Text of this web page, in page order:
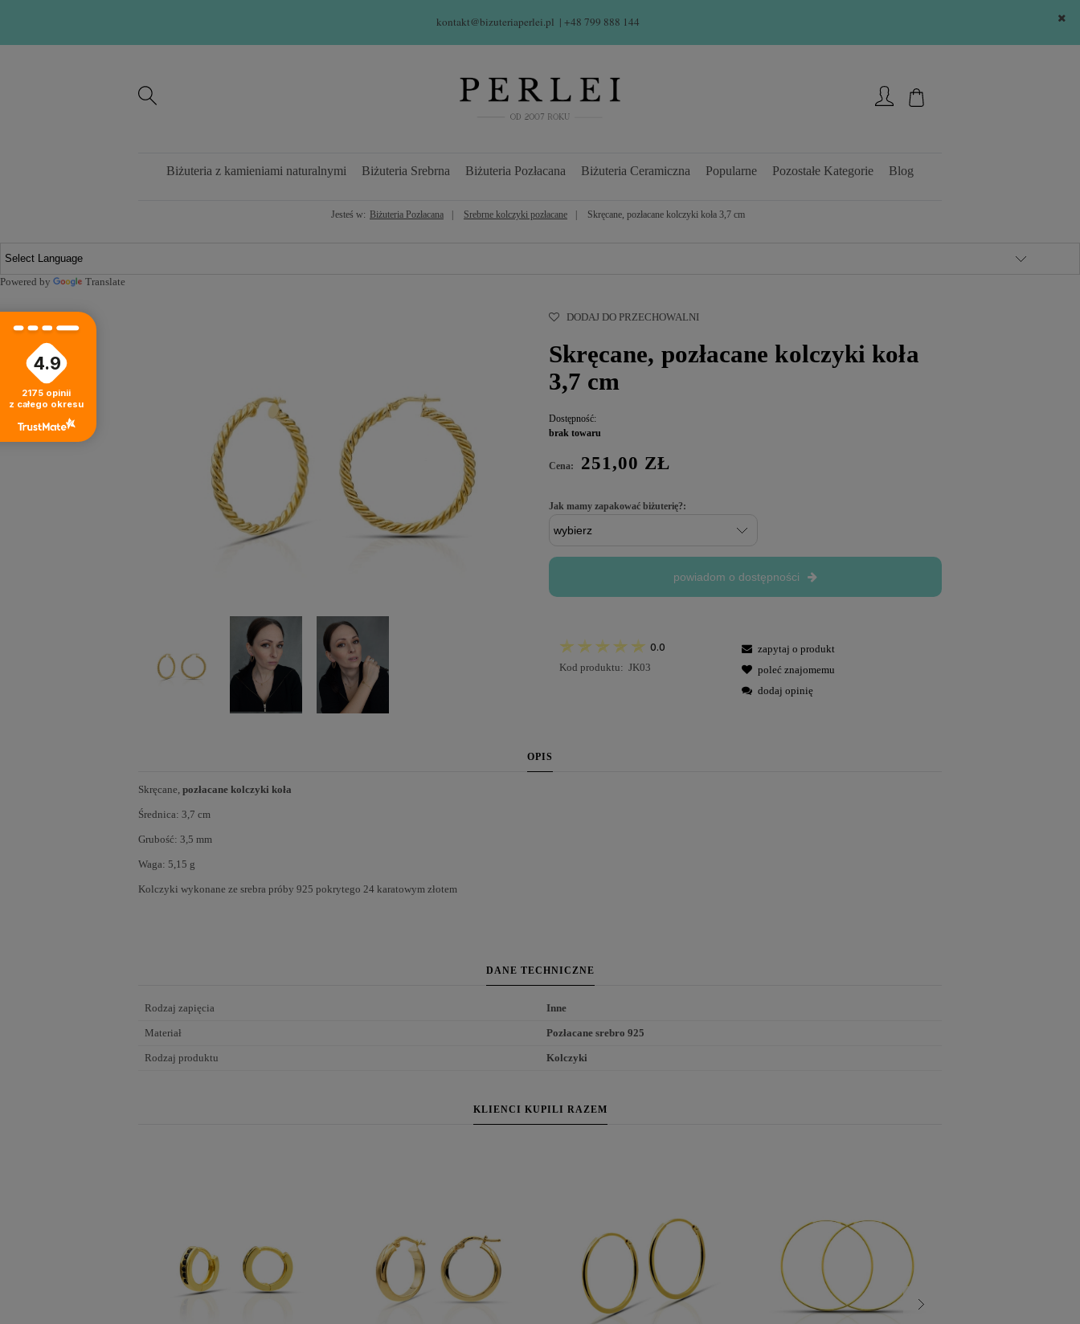
kontakt@bizuteriaperlei.pl | +48 799 888 144
Biżuteria z kamieniami naturalnymi Biżuteria Srebrna Biżuteria Pozłacana Biżuteria Ceramiczna Popularne Pozostałe Kategorie Blog
Jesteś w: Biżuteria Pozłacana Srebrne kolczyki pozłacane Skręcane, pozłacane kolczyki koła 3,7 cm
Powered by Translate
DODAJ DO PRZECHOWALNI
Skręcane, pozłacane kolczyki koła
3,7 cm
Dostępność:
brak towaru
Cena: 251,00 ZŁ
Jak mamy zapakować biżuterię?:
powiadom o dostępności
0.0
Kod produktu: JK03
zapytaj o produkt
poleć znajomemu
dodaj opinię
OPIS
Skręcane, pozłacane kolczyki koła
Średnica: 3,7 cm
Grubość: 3,5 mm
Waga: 5,15 g
Kolczyki wykonane ze srebra próby 925 pokrytego 24 karatowym złotem
DANE TECHNICZNE
Rodzaj zapięcia Inne
Materiał Pozłacane srebro 925
Rodzaj produktu Kolczyki
KLIENCI KUPILI RAZEM
4.9
2175 opinii
z całego okresu